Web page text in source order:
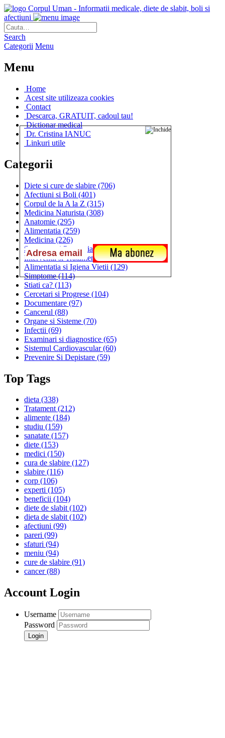
Corpul Uman - Informatii medicale, diete de slabit, boli si
afectiuni
Search
Categorii Menu
Menu
Home
Acest site utilizeaza cookies
Contact
Descarca, GRATUIT, cadoul tau!
Dictionar medical
Dr. Cristina IANUC
Linkuri utile
Categorii
Diete si cure de slabire (706)
Afectiuni si Boli (401)
Corpul de la A la Z (315)
Medicina Naturista (308)
Anatomie (295)
Alimentatia (259)
Medicina (226)
Sanatatea si Preventia(170)
Interventii si Tratamente(167)
Alimentatia si Igiena Vietii (129)
Simptome(114)
Stiati ca? (113)
Cercetari si Progrese (104)
Documentare (97)
Cancerul (88)
Organe si Sisteme (70)
Infectii (69)
Examinari si diagnostice (65)
Sistemul Cardiovascular(60)
Prevenire Si Depistare (59)
Top Tags
dieta (338)
Tratament(212)
alimente (184)
studiu (159)
sanatate (157)
diete (153)
medici (150)
cura de slabire (127)
slabire (116)
corp (106)
experti (105)
beneficii (104)
diete de slabit(102)
dieta de slabit(102)
afectiuni (99)
pareri (99)
sfaturi (94)
meniu (94)
cure de slabire (91)
cancer(88)
Account Login
Username
Password